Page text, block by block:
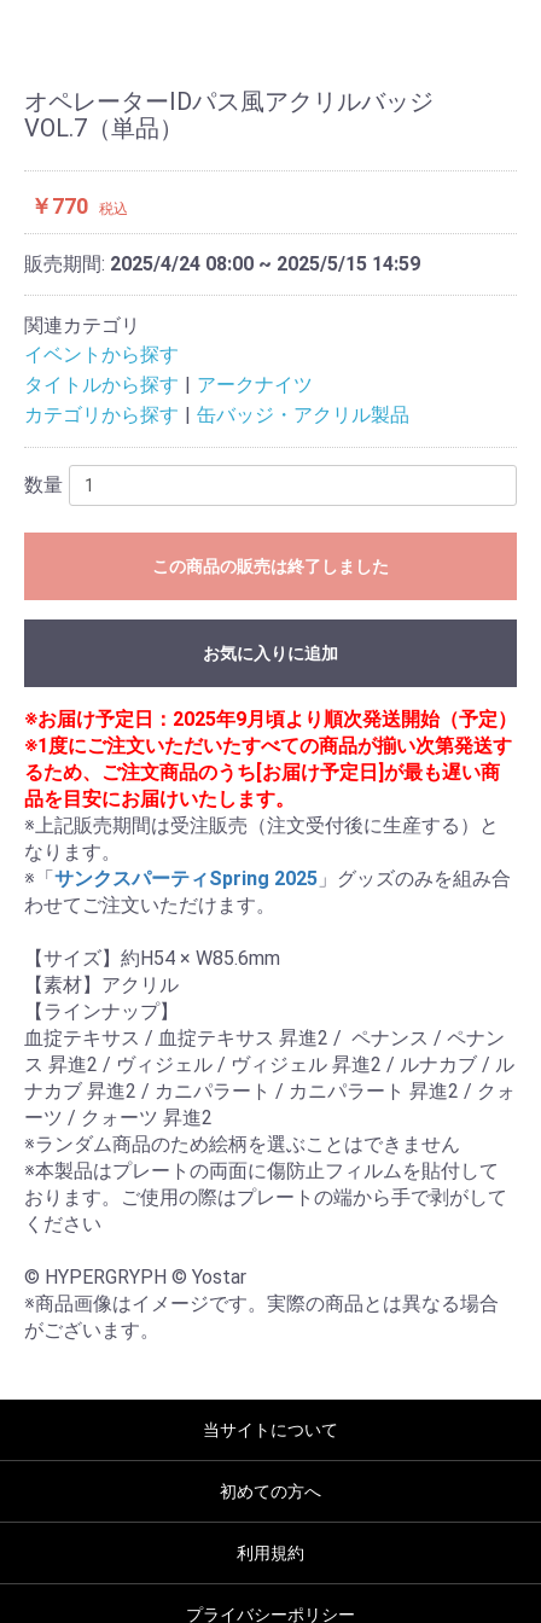
オペレーターIDパス風アクリルバッジ
VOL.7（単品）
￥770 税込
販売期間: 2025/4/24 08:00 ~ 2025/5/15 14:59
関連カテゴリ
イベントから探す
タイトルから探す
アークナイツ
カテゴリから探す
缶バッジ・アクリル製品
数量
この商品の販売は終了しました
お気に入りに追加
※お届け予定日：2025年9月頃より順次発送開始（予定）
※1度にご注文いただいたすべての商品が揃い次第発送す
るため、ご注文商品のうち[お届け予定日]が最も遅い商
品を目安にお届けいたします。
※上記販売期間は受注販売（注文受付後に生産する）と
なります。
※「サンクスパーティSpring 2025 」グッズのみを組み合
わせてご注文いただけます。
【サイズ】約H54 × W85.6mm
【素材】アクリル
【ラインナップ】
血掟テキサス / 血掟テキサス 昇進2 /  ペナンス / ペナン
ス 昇進2 / ヴィジェル / ヴィジェル 昇進2 / ルナカブ / ル
ナカブ 昇進2 / カニパラート / カニパラート 昇進2 / クォ
ーツ / クォーツ 昇進2
※ランダム商品のため絵柄を選ぶことはできません
※本製品はプレートの両面に傷防止フィルムを貼付して
おります。ご使用の際はプレートの端から手で剥がして
ください
© HYPERGRYPH © Yostar
※商品画像はイメージです。実際の商品とは異なる場合
がございます。
当サイトについて
初めての方へ
利用規約
プライバシーポリシー